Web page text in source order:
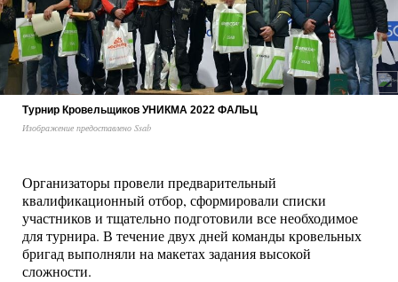
Турнир Кровельщиков УНИКМА 2022 ФАЛЬЦ
Изображение предоставлено Ssab
Организаторы провели предварительный
квалификационный отбор, сформировали списки
участников и тщательно подготовили все необходимое
для турнира. В течение двух дней команды кровельных
бригад выполняли на макетах задания высокой
сложности.